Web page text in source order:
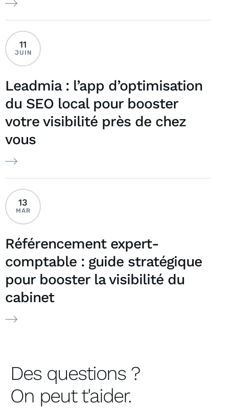
JUIN
11
Leadmia : l’app d’optimisation
du SEO local pour booster
votre visibilité près de chez
vous
MAR
13
Référencement expert-
comptable : guide stratégique
pour booster la visibilité du
cabinet
Des questions ?
On peut t'aider.